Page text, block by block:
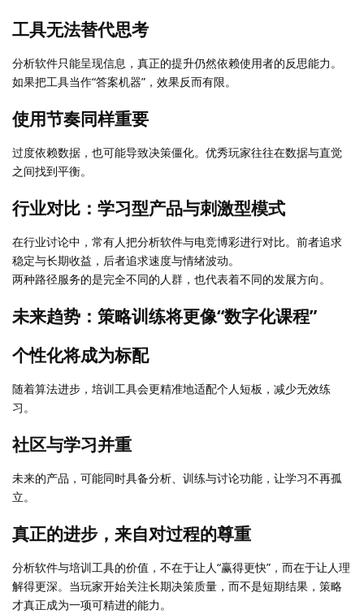
工具无法替代思考
分析软件只能呈现信息，真正的提升仍然依赖使用者的反思能力。
如果把工具当作“答案机器”，效果反而有限。
使用节奏同样重要
过度依赖数据，也可能导致决策僵化。优秀玩家往往在数据与直觉
之间找到平衡。
行业对比：学习型产品与刺激型模式
在行业讨论中，常有人把分析软件与电竞博彩进行对比。前者追求
稳定与长期收益，后者追求速度与情绪波动。
两种路径服务的是完全不同的人群，也代表着不同的发展方向。
未来趋势：策略训练将更像“数字化课程”
个性化将成为标配
随着算法进步，培训工具会更精准地适配个人短板，减少无效练
习。
社区与学习并重
未来的产品，可能同时具备分析、训练与讨论功能，让学习不再孤
立。
真正的进步，来自对过程的尊重
分析软件与培训工具的价值，不在于让人“赢得更快”，而在于让人理
解得更深。当玩家开始关注长期决策质量，而不是短期结果，策略
才真正成为一项可精进的能力。